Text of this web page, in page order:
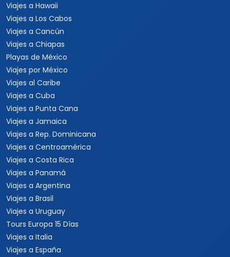
Viajes a Hawaii
Viajes a Los Cabos
Viajes a Cancún
Viajes a Chiapas
Playas de México
Viajes por México
Viajes al Caribe
Viajes a Cuba
Viajes a Punta Cana
Viajes a Jamaica
Viajes a Rep. Dominicana
Viajes a Centroamérica
Viajes a Costa Rica
Viajes a Panamá
Viajes a Argentina
Viajes a Brasil
Viajes a Uruguay
Tours Europa 15 Días
Viajes a Italia
Viajes a España